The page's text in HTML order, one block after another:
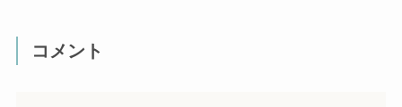
コメント